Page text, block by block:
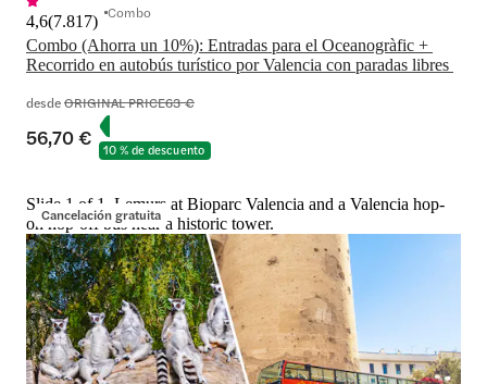
Combo (Ahorra un 10%): Entradas para el Oceanogràfic +
4,6(7.817) Combo
desdeORIGINAL PRICE63 €
56,70 € 10 % de descuento
Cancelación gratuita
Slide 1 of 1, Lemurs at Bioparc Valencia and a Valencia hop-
on hop-off bus near a historic tower.